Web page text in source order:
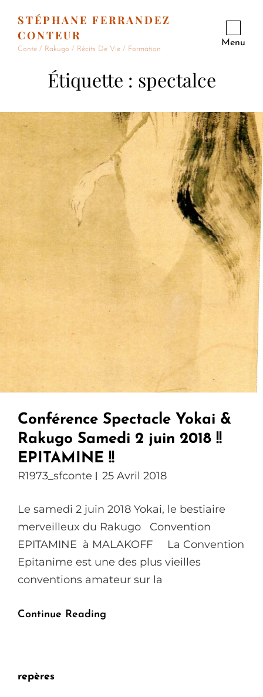
STÉPHANE FERRANDEZ
CONTEUR
Conte / Rakugo / Récits De Vie / Formation
Menu
Étiquette : spectalce
Conférence Spectacle Yokai &
Rakugo Samedi 2 juin 2018 !!
EPITAMINE !!
R1973_sfconte 25 Avril 2018
Le samedi 2 juin 2018 Yokai, le bestiaire
merveilleux du Rakugo Convention
EPITAMINE à MALAKOFF La Convention
Epitanime est une des plus vieilles
conventions amateur sur la
Continue Reading
repères